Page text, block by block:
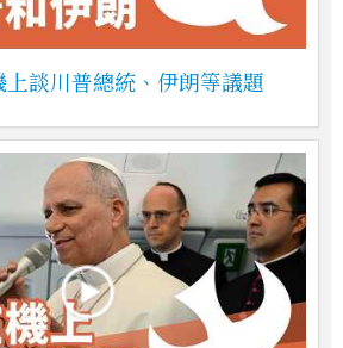
談川普總統、伊朗等議題